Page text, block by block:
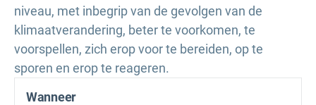
niveau, met inbegrip van de gevolgen van de
klimaatverandering, beter te voorkomen, te
voorspellen, zich erop voor te bereiden, op te
sporen en erop te reageren.
Wanneer